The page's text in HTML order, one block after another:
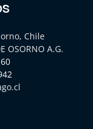
Chile
OSORNO A.G.